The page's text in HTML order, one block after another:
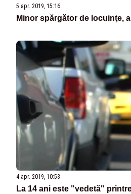
5 apr. 2019, 15:16
Minor spărgător de locuinţe,
4 apr. 2019, 10:53
La 14 ani este "vedetă"